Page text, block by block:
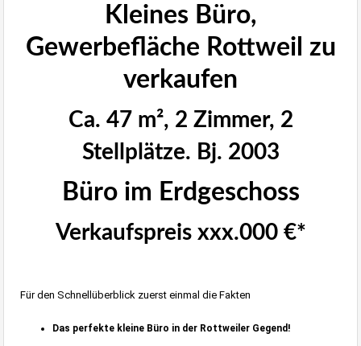
Kleines Büro,
Gewerbefläche Rottweil zu
verkaufen
Ca. 47 m², 2 Zimmer, 2
Stellplätze. Bj. 2003
Büro im Erdgeschoss
Verkaufspreis xxx.000 €*
Für den Schnellüberblick zuerst einmal die Fakten
Das perfekte kleine Büro in der Rottweiler Gegend!